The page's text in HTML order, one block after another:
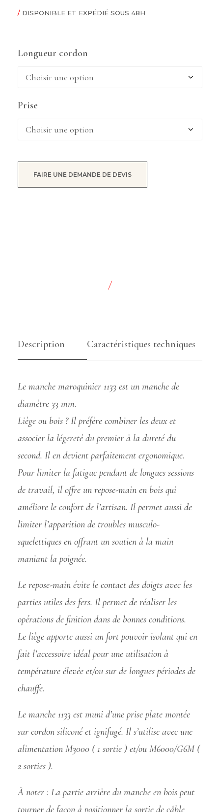
/ DISPONIBLE ET EXPÉDIÉ SOUS 48H
Longueur cordon
Prise
FAIRE UNE DEMANDE DE DEVIS
/
Description Caractéristiques techniques
Le manche maroquinier 1133 est un manche de
diamètre 33 mm.
Liège ou bois ? Il préfère combiner les deux et
associer la légereté du premier à la dureté du
second. Il en devient parfaitement ergonomique.
Pour limiter la fatigue pendant de longues sessions
de travail, il offre un repose-main en bois qui
améliore le confort de l’artisan. Il permet aussi de
limiter l’apparition de troubles musculo-
squelettiques en offrant un soutien à la main
maniant la poignée.
Le repose-main évite le contact des doigts avec les
parties utiles des fers. Il permet de réaliser les
opérations de finition dans de bonnes conditions.
Le liège apporte aussi un fort pouvoir isolant qui en
fait l’accessoire idéal pour une utilisation à
température élevée et/ou sur de longues périodes de
chauffe.
Le manche 1133 est muni d’une prise plate montée
sur cordon siliconé et ignifugé. Il s’utilise avec une
alimentation M3000 ( 1 sortie ) et/ou M6000/G6M (
2 sorties ).
À noter : La partie arrière du manche en bois peut
tourner de façon à positionner la sortie de câble